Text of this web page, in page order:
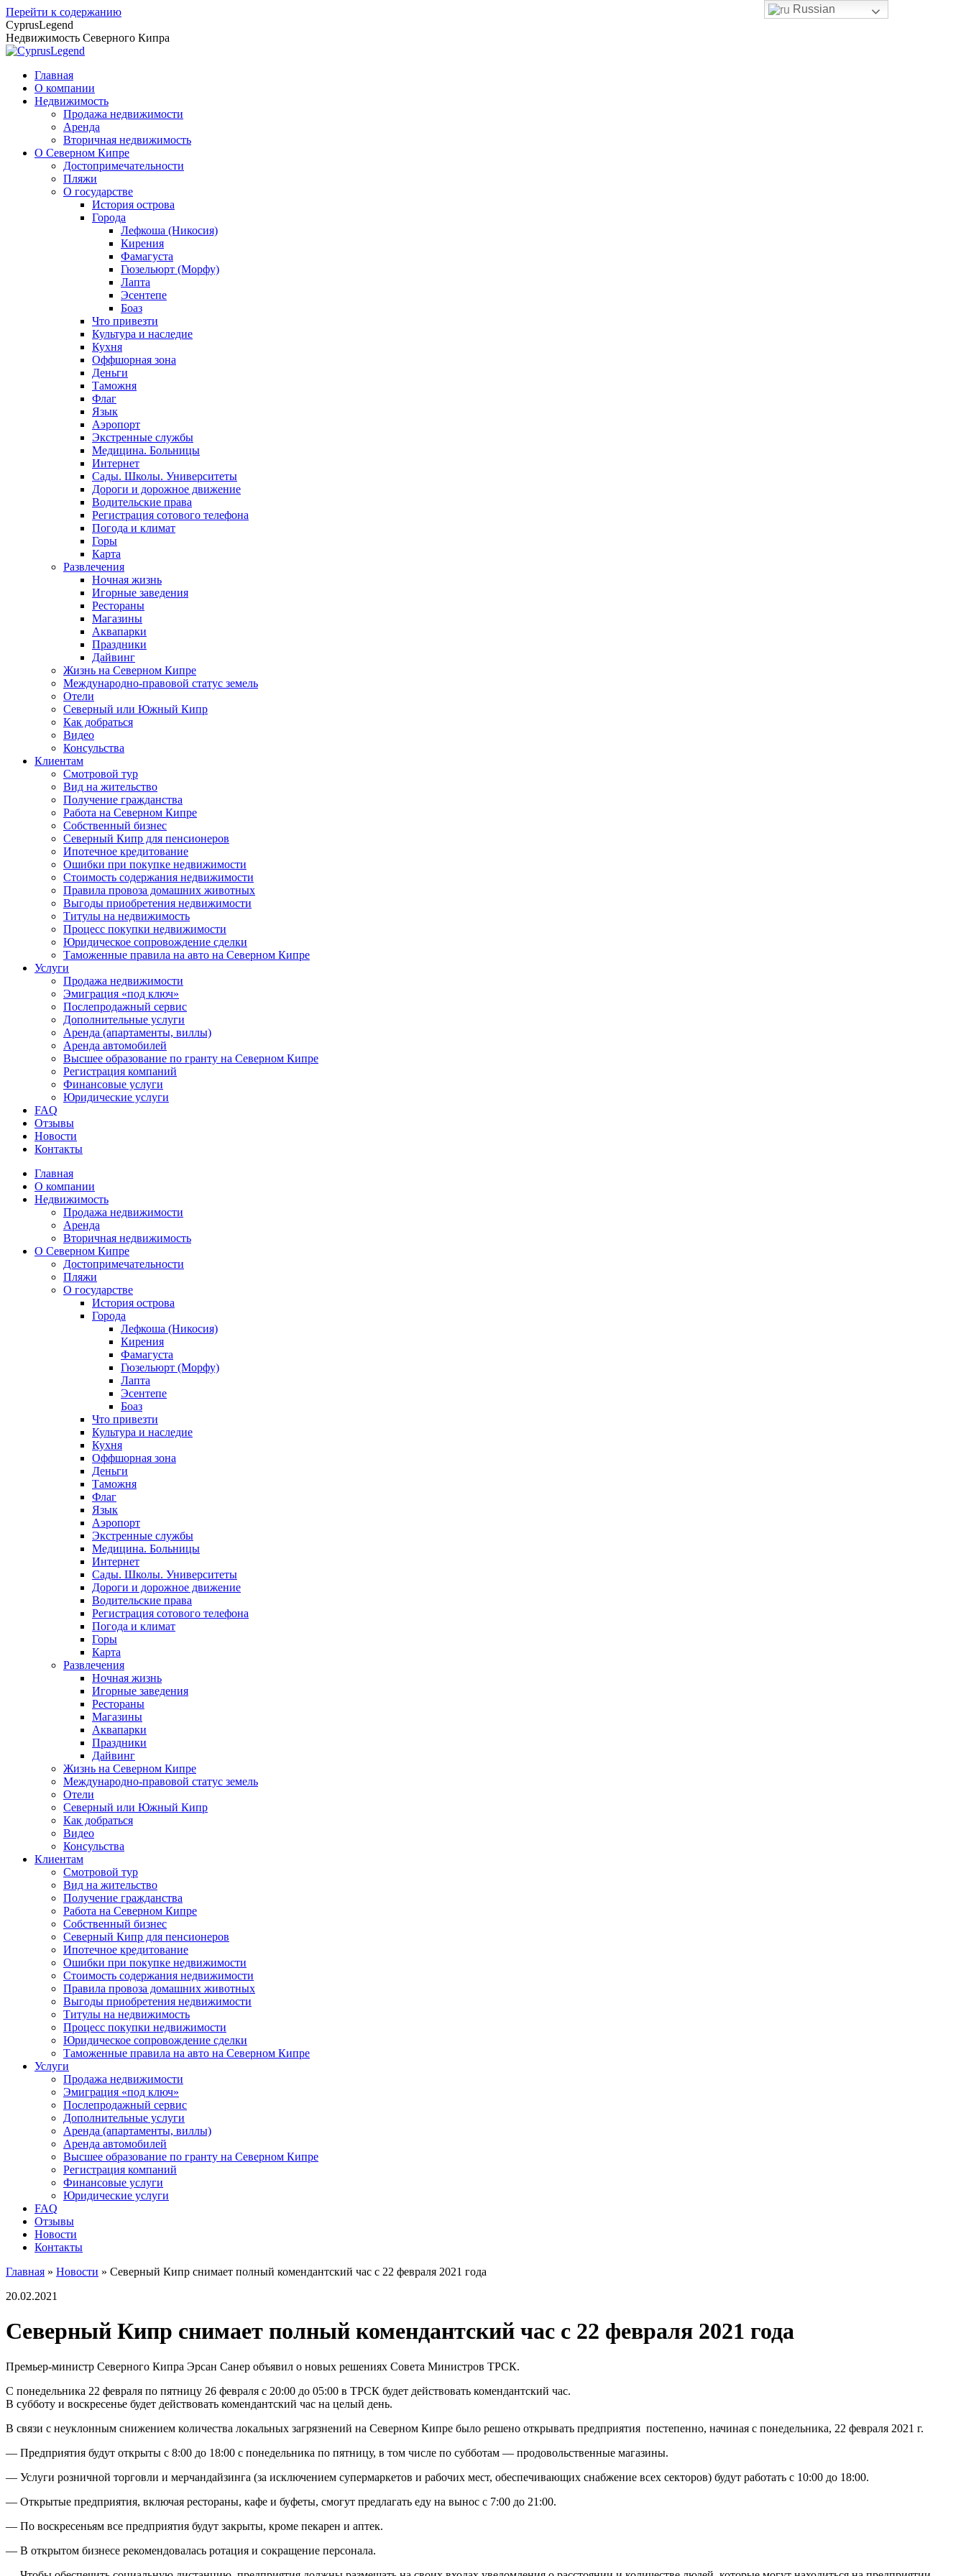
Перейти к содержанию
CyprusLegend
Недвижимость Северного Кипра
Главная
О компании
Недвижимость
Продажа недвижимости
Аренда
Вторичная недвижимость
О Северном Кипре
Достопримечательности
Пляжи
О государстве
История острова
Города
Лефкоша (Никосия)
Кирения
Фамагуста
Гюзельюрт (Морфу)
Лапта
Эсентепе
Боаз
Что привезти
Культура и наследие
Кухня
Оффшорная зона
Деньги
Таможня
Флаг
Язык
Аэропорт
Экстренные службы
Медицина. Больницы
Интернет
Сады. Школы. Университеты
Дороги и дорожное движение
Водительские права
Регистрация сотового телефона
Погода и климат
Горы
Карта
Развлечения
Ночная жизнь
Игорные заведения
Рестораны
Магазины
Аквапарки
Праздники
Дайвинг
Жизнь на Северном Кипре
Международно-правовой статус земель
Отели
Северный или Южный Кипр
Как добраться
Видео
Консульства
Клиентам
Смотровой тур
Вид на жительство
Получение гражданства
Работа на Северном Кипре
Собственный бизнес
Северный Кипр для пенсионеров
Ипотечное кредитование
Ошибки при покупке недвижимости
Стоимость содержания недвижимости
Правила провоза домашних животных
Выгоды приобретения недвижимости
Титулы на недвижимость
Процесс покупки недвижимости
Юридическое сопровождение сделки
Таможенные правила на авто на Северном Кипре
Услуги
Продажа недвижимости
Эмиграция «под ключ»
Послепродажный сервис
Дополнительные услуги
Аренда (апартаменты, виллы)
Аренда автомобилей
Высшее образование по гранту на Северном Кипре
Регистрация компаний
Финансовые услуги
Юридические услуги
FAQ
Отзывы
Новости
Контакты
Главная
О компании
Недвижимость
Продажа недвижимости
Аренда
Вторичная недвижимость
О Северном Кипре
Достопримечательности
Пляжи
О государстве
История острова
Города
Лефкоша (Никосия)
Кирения
Фамагуста
Гюзельюрт (Морфу)
Лапта
Эсентепе
Боаз
Что привезти
Культура и наследие
Кухня
Оффшорная зона
Деньги
Таможня
Флаг
Язык
Аэропорт
Экстренные службы
Медицина. Больницы
Интернет
Сады. Школы. Университеты
Дороги и дорожное движение
Водительские права
Регистрация сотового телефона
Погода и климат
Горы
Карта
Развлечения
Ночная жизнь
Игорные заведения
Рестораны
Магазины
Аквапарки
Праздники
Дайвинг
Жизнь на Северном Кипре
Международно-правовой статус земель
Отели
Северный или Южный Кипр
Как добраться
Видео
Консульства
Клиентам
Смотровой тур
Вид на жительство
Получение гражданства
Работа на Северном Кипре
Собственный бизнес
Северный Кипр для пенсионеров
Ипотечное кредитование
Ошибки при покупке недвижимости
Стоимость содержания недвижимости
Правила провоза домашних животных
Выгоды приобретения недвижимости
Титулы на недвижимость
Процесс покупки недвижимости
Юридическое сопровождение сделки
Таможенные правила на авто на Северном Кипре
Услуги
Продажа недвижимости
Эмиграция «под ключ»
Послепродажный сервис
Дополнительные услуги
Аренда (апартаменты, виллы)
Аренда автомобилей
Высшее образование по гранту на Северном Кипре
Регистрация компаний
Финансовые услуги
Юридические услуги
FAQ
Отзывы
Новости
Контакты
Главная » Новости » Северный Кипр снимает полный комендантский час с 22 февраля 2021 года
20.02.2021
Северный Кипр снимает полный комендантский час с 22 февраля 2021 года
Премьер-министр Северного Кипра Эрсан Санер объявил о новых решениях Совета Министров ТРСК.
С понедельника 22 февраля по пятницу 26 февраля с 20:00 до 05:00 в ТРСК будет действовать комендантский час.
В субботу и воскресенье будет действовать комендантский час на целый день.
В связи с неуклонным снижением количества локальных загрязнений на Северном Кипре было решено открывать предприятия постепенно, начиная с понедельника, 22 февраля 2021 г.
— Предприятия будут открыты с 8:00 до 18:00 с понедельника по пятницу, в том числе по субботам — продовольственные магазины.
— Услуги розничной торговли и мерчандайзинга (за исключением супермаркетов и рабочих мест, обеспечивающих снабжение всех секторов) будут работать с 10:00 до 18:00.
— Открытые предприятия, включая рестораны, кафе и буфеты, смогут предлагать еду на вынос с 7:00 до 21:00.
— По воскресеньям все предприятия будут закрыты, кроме пекарен и аптек.
— В открытом бизнесе рекомендовалась ротация и сокращение персонала.
Russian